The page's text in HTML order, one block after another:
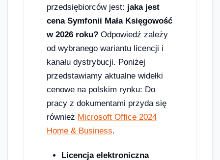
przedsiębiorców jest: jaka jest
cena Symfonii Mała Księgowość
w 2026 roku? Odpowiedź zależy
od wybranego wariantu licencji i
kanału dystrybucji. Poniżej
przedstawiamy aktualne widełki
cenowe na polskim rynku: Do
pracy z dokumentami przyda się
również Microsoft Office 2024
Home & Business.
Licencja elektroniczna